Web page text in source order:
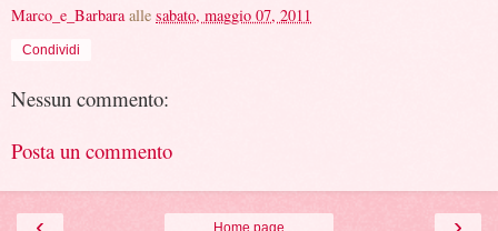
Marco_e_Barbara alle sabato, maggio 07, 2011
Condividi
Nessun commento:
Posta un commento